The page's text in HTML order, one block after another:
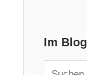
Im
Suchen